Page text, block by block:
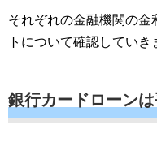
それぞれの金融機関の金
トについて確認していき
銀行カードローン